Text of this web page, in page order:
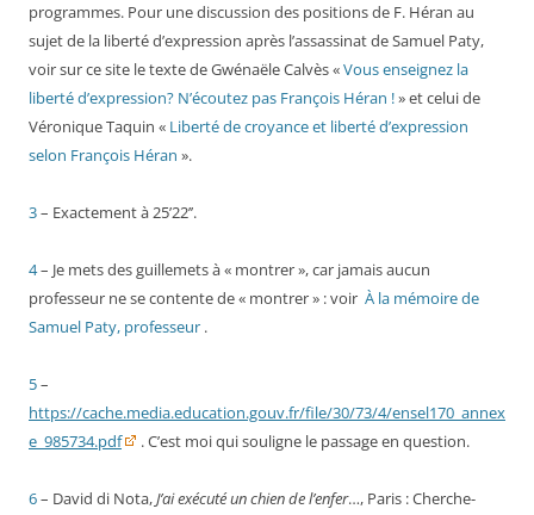
programmes. Pour une discussion des positions de F. Héran au
sujet de la liberté d’expression après l’assassinat de Samuel Paty,
voir sur ce site le texte de Gwénaële Calvès «Vous enseignez la
liberté d’expression? N’écoutez pas François Héran !» et celui de
Véronique Taquin « Liberté de croyance et liberté d’expression
selon François Héran ».
3– Exactement à 25’22’’.
4– Je mets des guillemets à « montrer », car jamais aucun
professeur ne se contente de « montrer » : voir À la mémoire de
Samuel Paty, professeur .
5–
https://cache.media.education.gouv.fr/file/30/73/4/ensel170_annex
e_985734.pdf
. C’est moi qui souligne le passage en question.
6– David di Nota,J’ai exécuté un chien de l’enfer…, Paris : Cherche-